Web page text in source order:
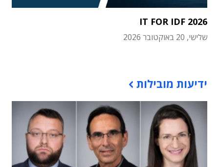
IT FOR IDF 2026
שלישי, 20 באוקטובר 2026
ידיעות מובילות